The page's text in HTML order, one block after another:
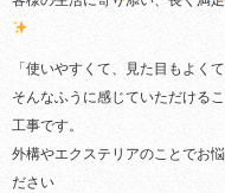
「使いやすくて、見た目もよく
そんなふうに感じていただける
工事です。
外構やエクステリアのことでお
ださい